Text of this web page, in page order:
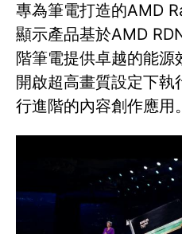
專為筆電打造的AMD
顯示產品基於AMD
階筆電提供卓越的能源
開啟超高畫質設定下
行進階的內容創作應用。